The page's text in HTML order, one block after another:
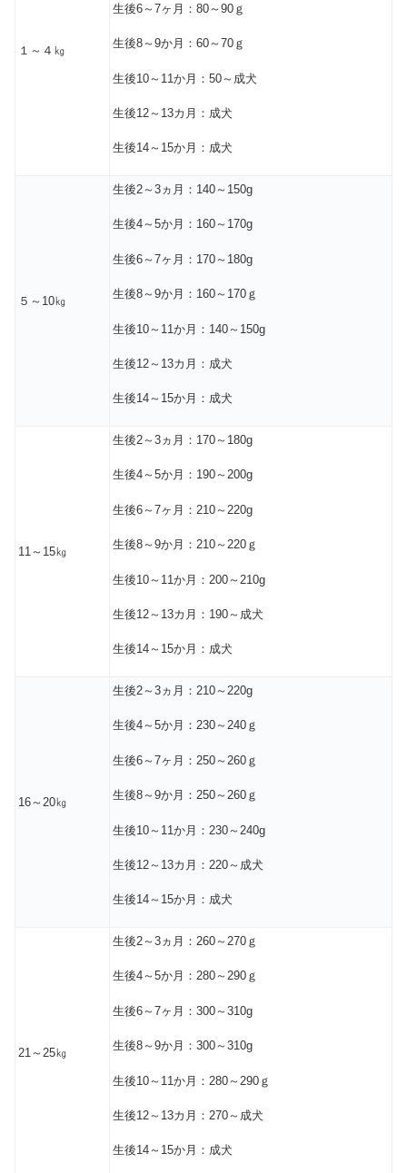
１～４㎏
生後6～7ヶ月：80～90ｇ
生後8～9か月：60～70ｇ
生後10～11か月：50～成犬
生後12～13カ月：成犬
生後14～15か月：成犬
５～10㎏
生後2～3ヵ月：140～150g
生後4～5か月：160～170g
生後6～7ヶ月：170～180g
生後8～9か月：160～170ｇ
生後10～11か月：140～150g
生後12～13カ月：成犬
生後14～15か月：成犬
11～15㎏
生後2～3ヵ月：170～180g
生後4～5か月：190～200g
生後6～7ヶ月：210～220g
生後8～9か月：210～220ｇ
生後10～11か月：200～210g
生後12～13カ月：190～成犬
生後14～15か月：成犬
16～20㎏
生後2～3ヵ月：210～220g
生後4～5か月：230～240ｇ
生後6～7ヶ月：250～260ｇ
生後8～9か月：250～260ｇ
生後10～11か月：230～240g
生後12～13カ月：220～成犬
生後14～15か月：成犬
21～25㎏
生後2～3ヵ月：260～270ｇ
生後4～5か月：280～290ｇ
生後6～7ヶ月：300～310g
生後8～9か月：300～310g
生後10～11か月：280～290ｇ
生後12～13カ月：270～成犬
生後14～15か月：成犬